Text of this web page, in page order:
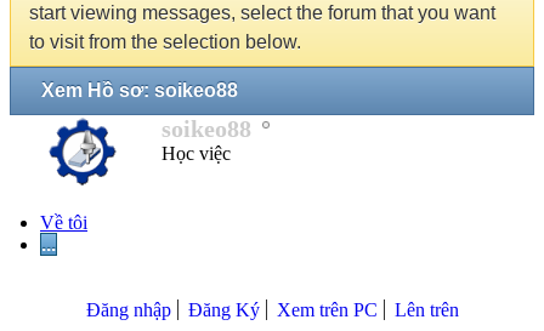
start viewing messages, select the forum that you want
to visit from the selection below.
Xem Hồ sơ: soikeo88
soikeo88
Học việc
Về tôi
...
Đăng nhập Đăng Ký Xem trên PC Lên trên